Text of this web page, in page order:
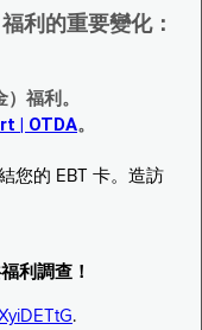
利的重要變化：
福利。
| OTDA。
您的 EBT 卡。造訪
利調查！
.